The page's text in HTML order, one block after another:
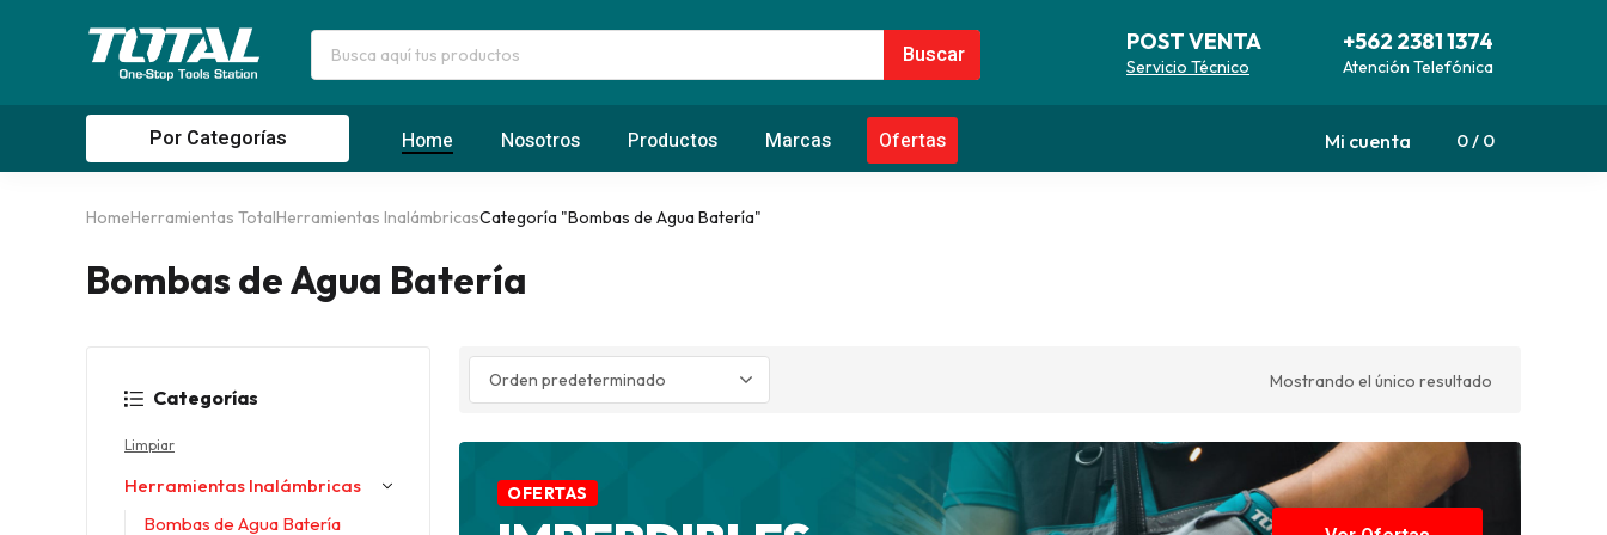
POST VENTA
Servicio Técnico
+562 2381 1374
Atención Telefónica
0 0
Mi cuenta
Por Categorías Home Nosotros Productos Marcas Ofertas
HomeHerramientas TotalHerramientas InalámbricasCategoría "Bombas de Agua Batería"
Bombas de Agua Batería
Categorías
Limpiar
Herramientas Inalámbricas
Bombas de Agua Batería
Mostrando el único resultado
OFERTAS